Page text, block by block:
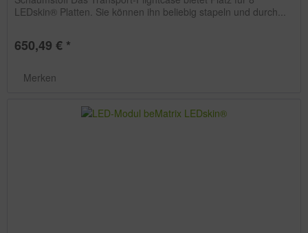
LEDskin® Platten. Sie können ihn beliebig stapeln und durch...
650,49 € *
Merken